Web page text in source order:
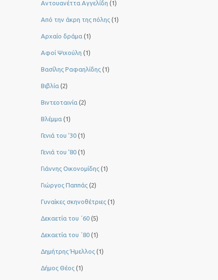
Αντουανέττα Αγγελίδη (1)
Από την άκρη της πόλης (1)
Αρχαίο δράμα (1)
Αφοί Ψιχούλη (1)
Βασίλης Ραφαηλίδης (1)
Βιβλία (2)
Βιντεοταινία (2)
Βλέμμα (1)
Γενιά του ‘30 (1)
Γενιά του ’80 (1)
Γιάννης Οικονομίδης (1)
Γιώργος Παππάς (2)
Γυναίκες σκηνοθέτριες (1)
Δεκαετία του ΄60 (5)
Δεκαετία του ΄80 (1)
Δημήτρης Ήμελλος (1)
Δήμος Θέος (1)